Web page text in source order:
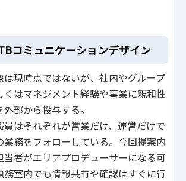
コミュニケーションデザイン
は現時点ではないが、社内やグループ
くはマネジメント経験や事業に親和性
部から投与する。
はそれぞれが営業だけ、運営だけで
業務をフォローしている。今回提案内
当者がエリアプロデューサーになる可
務室内でも情報共有や確認はすぐに行